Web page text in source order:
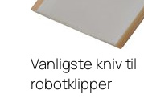
Vanligste kniv til
robotklipper